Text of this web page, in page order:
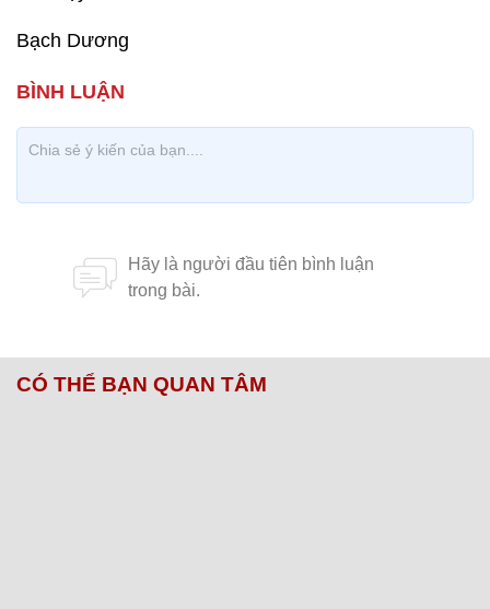
Bạch Dương
CÓ THỂ BẠN QUAN TÂM